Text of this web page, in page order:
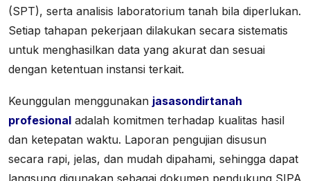
(SPT), serta analisis laboratorium tanah bila diperlukan.
Setiap tahapan pekerjaan dilakukan secara sistematis
untuk menghasilkan data yang akurat dan sesuai
dengan ketentuan instansi terkait.
Keunggulan menggunakan jasasondirtanah
profesional adalah komitmen terhadap kualitas hasil
dan ketepatan waktu. Laporan pengujian disusun
secara rapi, jelas, dan mudah dipahami, sehingga dapat